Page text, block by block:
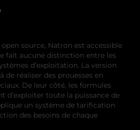
source, Natron est accessible
fait aucune distinction entre les
d’exploitation. La version
de réaliser des prouesses en
De leur côté, les formules
d’exploiter toute la puissance de
un système de tarification
des besoins de chaque